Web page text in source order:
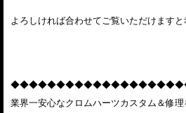
よろしければ合わせてご覧いただけますと
業界一安心なクロムハーツカスタム＆修理